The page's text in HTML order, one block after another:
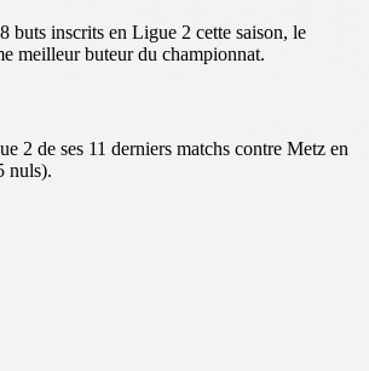
buts inscrits en Ligue 2 cette saison, le
meilleur buteur du championnat.
2 de ses 11 derniers matchs contre Metz en
nuls).